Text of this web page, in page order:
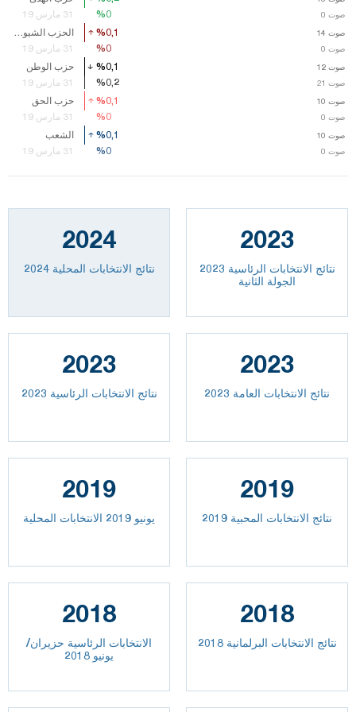
31 مارس 19 %0 0 صوت
%0
الحزب الشيوعي التركي
حزب الوطن
حزب الحق
الشعب
%0,1 14 صوت
%0,1 12 صوت
%0,1 10 صوت
%0,1 10 صوت
%0,1 14 صوت
%0,1 12 صوت
%0,1 10 صوت
%0,1 10 صوت
31 مارس 19
31 مارس 19
31 مارس 19
31 مارس 19
%0 0 صوت
%0,2 21 صوت
%0 0 صوت
%0 0 صوت
%0
%0,2 21 صوت
%0
%0
2024
نتائج الانتخابات المحلية 2024
2023
نتائج الانتخابات الرئاسية 2023
الجولة الثانية
2023
نتائج الانتخابات الرئاسية 2023
2023
2023 نتائج الانتخابات العامة
2019
يونيو 2019 الانتخابات المحلية
2019
نتائج الانتخابات المحبية 2019
2018
الانتخابات الرئاسية حزيران/
يونيو 2018
2018
نتائج الانتخابات البرلمانية 2018